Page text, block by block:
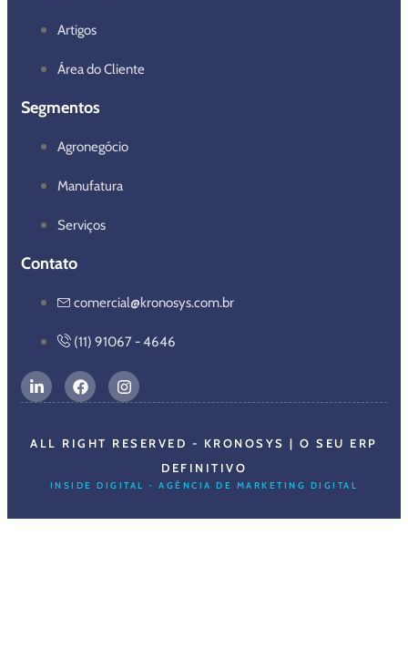
Artigos
Área do Cliente
Segmentos
Agronegócio
Manufatura
Serviços
Contato
comercial@kronosys.com.br
(11) 91067 - 4646
ALL RIGHT RESERVED - KRONOSYS | O SEU ERP
DEFINITIVO
INSIDE DIGITAL - AGÊNCIA DE MARKETING DIGITAL